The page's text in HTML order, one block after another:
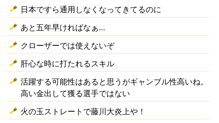
日本ですら通用しなくなってきてるのに
あと五年早ければなぁ…
クローザーでは使えないぞ
肝心な時に打たれるスキル
活躍する可能性はあると思うがギャンブル性高いね。
高い金出して獲る選手ではない
火の玉ストレートで藤川大炎上や！